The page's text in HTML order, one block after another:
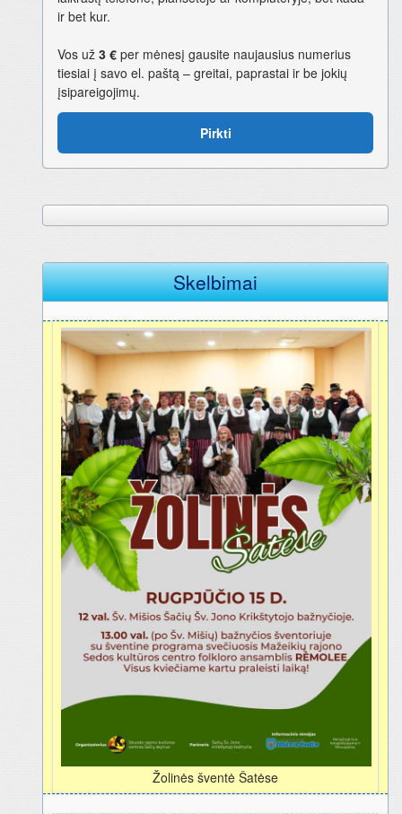
ir bet kur.
Vos už 3 € per mėnesį gausite naujausius numerius
tiesiai į savo el. paštą – greitai, paprastai ir be jokių
įsipareigojimų.
Pirkti
Skelbimai
Žolinės šventė Šatėse